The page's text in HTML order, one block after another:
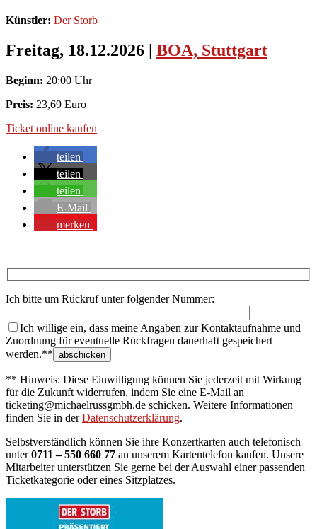
Künstler: Der Storb
Freitag, 18.12.2026 | BOA, Stuttgart
Beginn: 20:00 Uhr
Preis: 23,69 Euro
Ticket online kaufen
teilen
teilen
teilen
E-Mail
merken
Ich bitte um Rückruf unter folgender Nummer:
Ich willige ein, dass meine Angaben zur Kontaktaufnahme und
Zuordnung für eventuelle Rückfragen dauerhaft gespeichert
werden.**
** Hinweis: Diese Einwilligung können Sie jederzeit mit Wirkung
für die Zukunft widerrufen, indem Sie eine E-Mail an
ticketing@michaelrussgmbh.de schicken. Weitere Informationen
finden Sie in derDatenschutzerklärung.
Selbstverständlich können Sie ihre Konzertkarten auch telefonisch
unter0711 – 550 660 77 an unserem Kartentelefon kaufen. Unsere
Mitarbeiter unterstützen Sie gerne bei der Auswahl einer passenden
Ticketkategorie oder eines Sitzplatzes.